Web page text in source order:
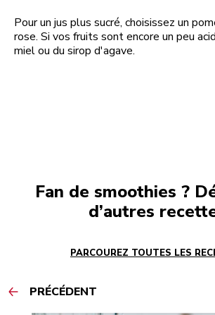
Pour un jus plus sucré, choisissez un
rose. Si vos fruits sont encore un peu
miel ou du sirop d'agave.
Fan de smoothies ?
d’autres
PARCOUREZ TOUTES LES
PRÉCÉDENT